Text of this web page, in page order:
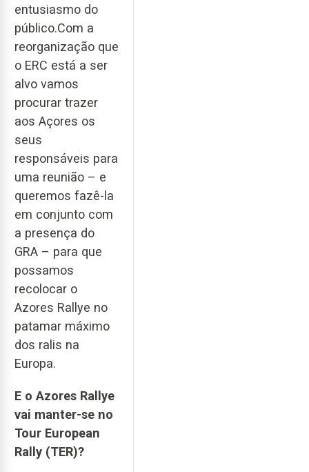
entusiasmo do
público.Com a
reorganização que
o ERC está a ser
alvo vamos
procurar trazer
aos Açores os
seus
responsáveis para
uma reunião – e
queremos fazê-la
em conjunto com
a presença do
GRA – para que
possamos
recolocar o
Azores Rallye no
patamar máximo
dos ralis na
Europa.
E o Azores Rallye
vai manter-se no
Tour European
Rally (TER)?